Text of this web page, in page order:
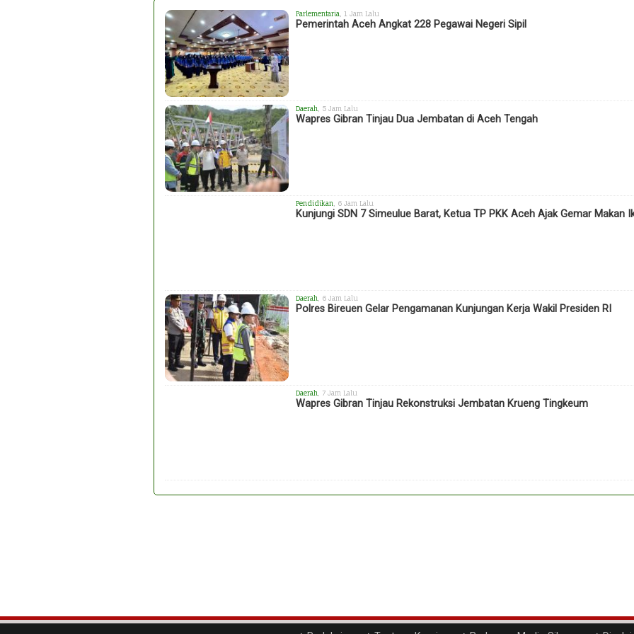
Parlementaria , 1 Jam Lalu
Pemerintah Aceh Angkat 228 Pegawai Negeri Sipil
Daerah , 5 Jam Lalu
Wapres Gibran Tinjau Dua Jembatan di Aceh Tengah
Pendidikan , 6 Jam Lalu
Kunjungi SDN 7 Simeulue Barat, Ketua TP PKK Aceh Ajak Gemar Makan
Daerah , 6 Jam Lalu
Polres Bireuen Gelar Pengamanan Kunjungan Kerja Wakil Presiden RI
Daerah , 7 Jam Lalu
Wapres Gibran Tinjau Rekonstruksi Jembatan Krueng Tingkeum